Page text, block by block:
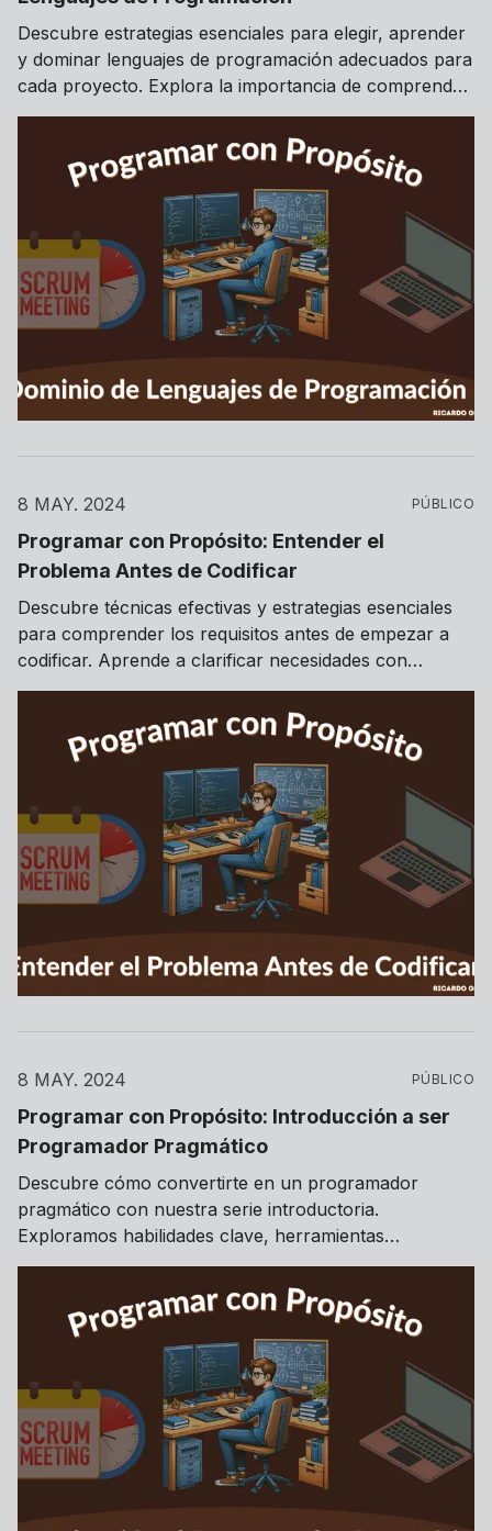
Descubre estrategias esenciales para elegir, aprender
y dominar lenguajes de programación adecuados para
cada proyecto. Explora la importancia de comprender
diversos paradigmas y mejora tus habilidades blandas
para un desarrollo de software exitoso.
8 MAY. 2024 PÚBLICO
Programar con Propósito: Entender el
Problema Antes de Codificar
Descubre técnicas efectivas y estrategias esenciales
para comprender los requisitos antes de empezar a
codificar. Aprende a clarificar necesidades con
stakeholders y explora herramientas útiles para una
documentación precisa. Mejora la eficiencia y calidad
de tus proyectos de desarrollo de software.
8 MAY. 2024 PÚBLICO
Programar con Propósito: Introducción a ser
Programador Pragmático
Descubre cómo convertirte en un programador
pragmático con nuestra serie introductoria.
Exploramos habilidades clave, herramientas
esenciales y la importancia del pragmatismo en la
programación para mejorar la eficiencia y la calidad
del software.